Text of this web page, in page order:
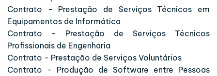
Contrato - Prestação de Serviços Técnicos em
Equipamentos de Informática
Contrato - Prestação de Serviços Técnicos
Profissionais de Engenharia
Contrato - Prestação de Serviços Voluntários
Contrato - Produção de Software entre Pessoas